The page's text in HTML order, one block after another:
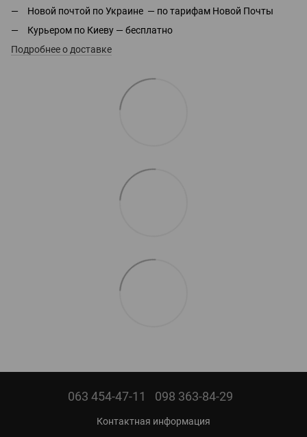
Новой почтой по Украине — по тарифам Новой Почты
Курьером по Киеву — бесплатно
Подробнее о доставке
063 454-47-11 098 363-84-29
Контактная информация